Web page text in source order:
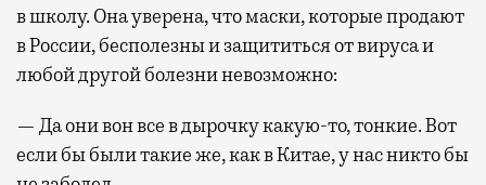
в школу. Она уверена, что маски, которые продают
в России, бесполезны и защититься от вируса и
любой другой болезни невозможно:
— Да они вон все в дырочку какую-то, тонкие. Вот
если бы были такие же, как в Китае, у нас никто бы